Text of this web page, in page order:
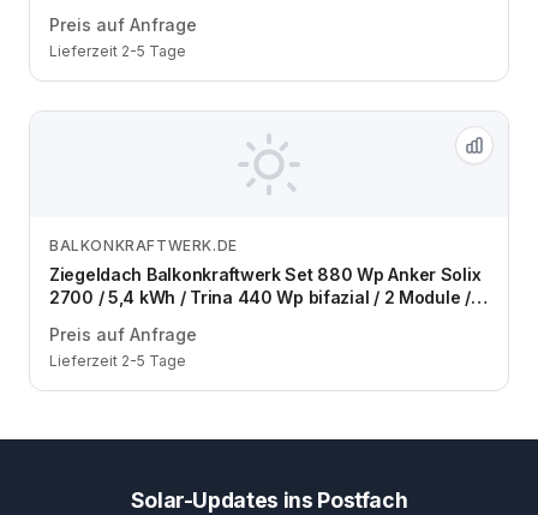
Preis auf Anfrage
Lieferzeit 2-5 Tage
Zum Angebot
BALKONKRAFTWERK.DE
Ziegeldach Balkonkraftwerk Set 880 Wp Anker Solix
2700 / 5,4 kWh / Trina 440 Wp bifazial / 2 Module /
Preis auf Anfrage
Lieferzeit 2-5 Tage
Solar-Updates ins Postfach